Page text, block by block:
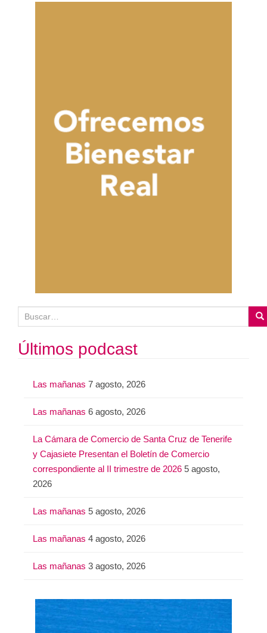
u
s
c
Últimos podcast
Las mañanas 7 agosto, 2026
Las mañanas 6 agosto, 2026
La Cámara de Comercio de Santa Cruz de Tenerife
y Cajasiete Presentan el Boletín de Comercio
correspondiente al II trimestre de 2026 5 agosto,
2026
Las mañanas 5 agosto, 2026
Las mañanas 4 agosto, 2026
Las mañanas 3 agosto, 2026